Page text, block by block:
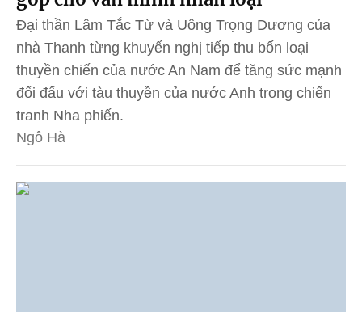
Đại thần Lâm Tắc Từ và Uông Trọng Dương của
nhà Thanh từng khuyến nghị tiếp thu bốn loại
thuyền chiến của nước An Nam để tăng sức mạnh
đối đấu với tàu thuyền của nước Anh trong chiến
tranh Nha phiến.
Ngô Hà